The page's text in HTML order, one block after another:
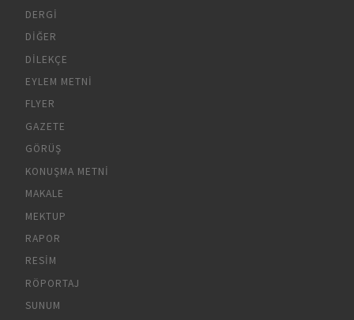
DERGI
DIĞER
DILEKÇE
EYLEM METNI
FLYER
GAZETE
GÖRÜŞ
KONUŞMA METNI
MAKALE
MEKTUP
RAPOR
RESIM
RÖPORTAJ
SUNUM